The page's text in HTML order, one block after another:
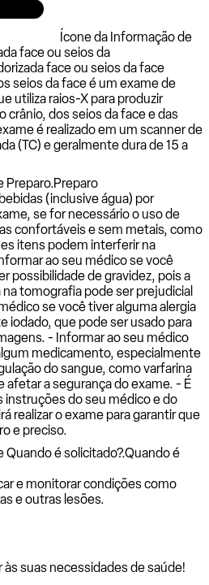
Ícone da Informação de
face ou seios da
face ou seios da face
seios da face é um exame de
utiliza raios-X para produzir
crânio, dos seios da face e das
é realizado em um scanner de
(TC) e geralmente dura de 15 a
Preparo.Preparo
(inclusive água) por
se for necessário o uso de
confortáveis e sem metais, como
itens podem interferir na
ao seu médico se você
possibilidade de gravidez, pois a
tomografia pode ser prejudicial
se você tiver alguma alergia
iodado, que pode ser usado para
- Informar ao seu médico
medicamento, especialmente
do sangue, como varfarina
afetar a segurança do exame. - É
do seu médico e do
realizar o exame para garantir que
e preciso.
é solicitado?.Quando é
e monitorar condições como
e outras lesões.
suas necessidades de saúde!